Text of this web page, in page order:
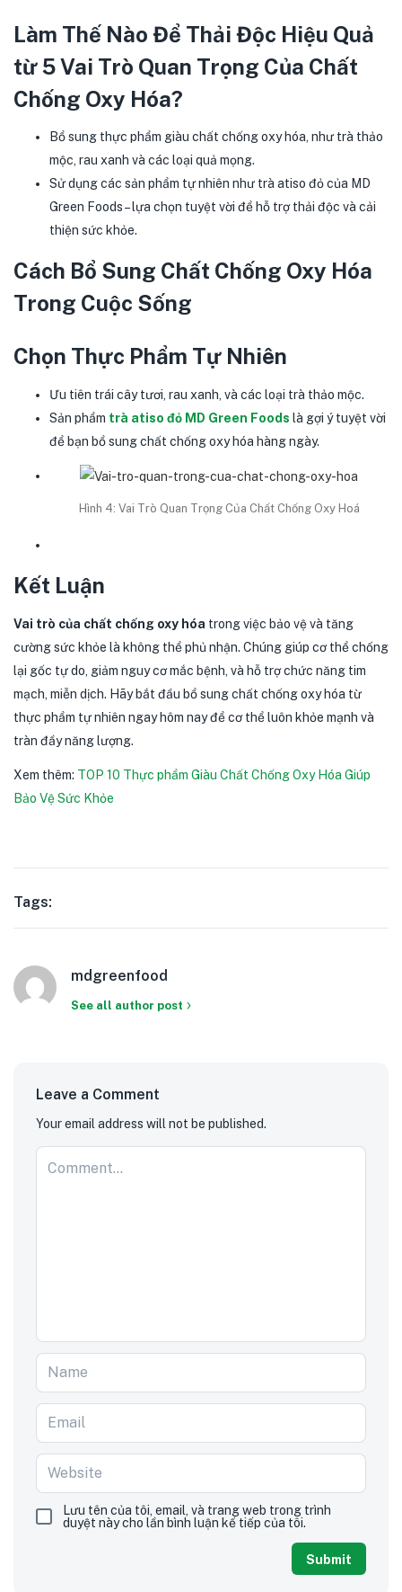
Làm Thế Nào Để Thải Độc Hiệu Quả
từ 5 Vai Trò Quan Trọng Của Chất
Chống Oxy Hóa?
Bổ sung thực phẩm giàu chất chống oxy hóa, như trà thảo
mộc, rau xanh và các loại quả mọng.
Sử dụng các sản phẩm tự nhiên như trà atiso đỏ của MD
Green Foods – lựa chọn tuyệt vời để hỗ trợ thải độc và cải
thiện sức khỏe.
Cách Bổ Sung Chất Chống Oxy Hóa
Trong Cuộc Sống
Chọn Thực Phẩm Tự Nhiên
Ưu tiên trái cây tươi, rau xanh, và các loại trà thảo mộc.
Sản phẩm trà atiso đỏ MD Green Foods là gợi ý tuyệt vời
để bạn bổ sung chất chống oxy hóa hàng ngày.
Hình 4: Vai Trò Quan Trọng Của Chất Chống Oxy Hoá
Kết Luận
Vai trò của chất chống oxy hóa trong việc bảo vệ và tăng
cường sức khỏe là không thể phủ nhận. Chúng giúp cơ thể chống
lại gốc tự do, giảm nguy cơ mắc bệnh, và hỗ trợ chức năng tim
mạch, miễn dịch. Hãy bắt đầu bổ sung chất chống oxy hóa từ
thực phẩm tự nhiên ngay hôm nay để cơ thể luôn khỏe mạnh và
tràn đầy năng lượng.
Xem thêm: TOP 10 Thực phẩm Giàu Chất Chống Oxy Hóa Giúp
Bảo Vệ Sức Khỏe
Tags:
mdgreenfood
See all author post
Leave a Comment
Your email address will not be published.
Lưu tên của tôi, email, và trang web trong trình
duyệt này cho lần bình luận kế tiếp của tôi.